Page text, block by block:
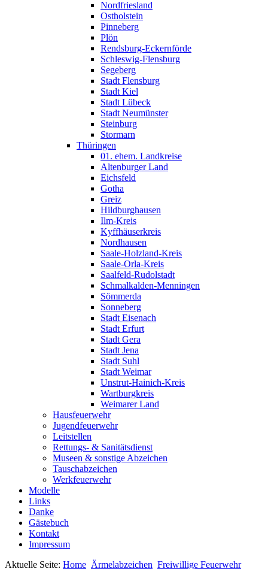
Nordfriesland
Ostholstein
Pinneberg
Plön
Rendsburg-Eckernförde
Schleswig-Flensburg
Segeberg
Stadt Flensburg
Stadt Kiel
Stadt Lübeck
Stadt Neumünster
Steinburg
Stormarn
Thüringen
01. ehem. Landkreise
Altenburger Land
Eichsfeld
Gotha
Greiz
Hildburghausen
Ilm-Kreis
Kyffhäuserkreis
Nordhausen
Saale-Holzland-Kreis
Saale-Orla-Kreis
Saalfeld-Rudolstadt
Schmalkalden-Menningen
Sömmerda
Sonneberg
Stadt Eisenach
Stadt Erfurt
Stadt Gera
Stadt Jena
Stadt Suhl
Stadt Weimar
Unstrut-Hainich-Kreis
Wartburgkreis
Weimarer Land
Hausfeuerwehr
Jugendfeuerwehr
Leitstellen
Rettungs- & Sanitätsdienst
Museen & sonstige Abzeichen
Tauschabzeichen
Werkfeuerwehr
Modelle
Links
Danke
Gästebuch
Kontakt
Impressum
Aktuelle Seite: Home Ärmelabzeichen Freiwillige Feuerwehr